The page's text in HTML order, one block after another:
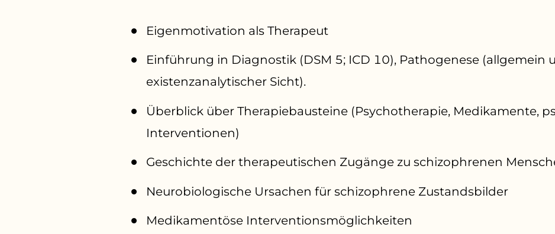
Eigenmotivation als Therapeut
Einführung in Diagnostik (DSM 5; ICD 10), Pathogenese (allgemein
existenzanalytischer Sicht).
Überblick über Therapiebausteine (Psychotherapie, Medikamente,
Interventionen)
Geschichte der therapeutischen Zugänge zu schizophrenen
Neurobiologische Ursachen für schizophrene Zustandsbilder
Medikamentöse Interventionsmöglichkeiten